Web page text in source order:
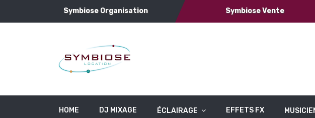
Symbiose Organisation Symbiose Vente
HOME DJ MIXAGE ÉCLAIRAGE EFFETS FX